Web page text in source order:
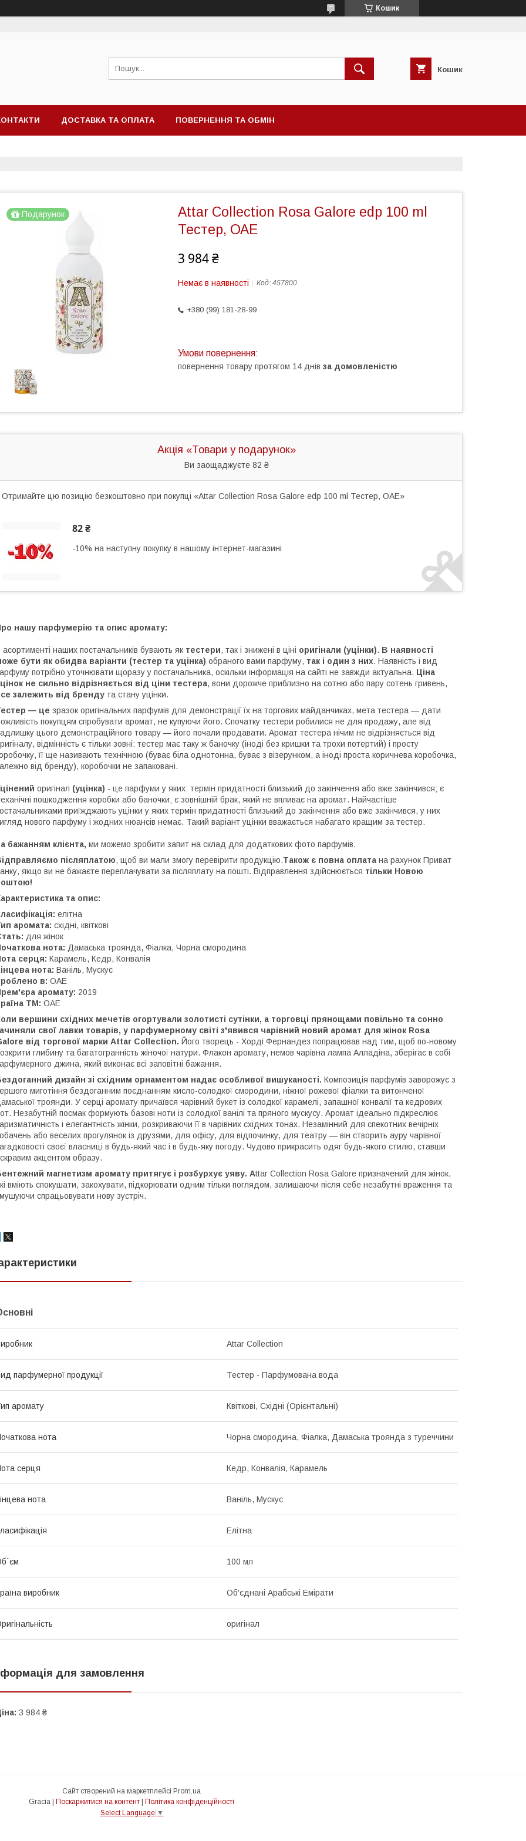
Кошик
Кошик
ДОСТАВКА ТА ОПЛАТА ПОВЕРНЕННЯ ТА ОБМІН
Подарунок
Attar Collection Rosa Galore edp 100 ml
Тестер, ОАЕ
3 984 ₴
Немає в наявності Код: 457800
+380 (99) 181-28-99
повернення товару протягом 14 днів за домовленістю
Акція «Товари у подарунок»
Ви заощаджуєте 82 ₴
Отримайте цю позицію безкоштовно при покупці «Attar Collection Rosa Galore edp 100 ml Тестер, ОАЕ»
82 ₴
-10% на наступну покупку в нашому інтернет-магазині
нашу парфумерію та опис аромату:
асортименті наших постачальників бувають як тестери, так і знижені в ціні оригінали (уцінки). В наявності
бути як обидва варіанти (тестер та уцінка) обраного вами парфуму, так і один з них. Наявність і вид
потрібно уточнювати щоразу у постачальника, оскільки інформація на сайті не завжди актуальна. Ціна
не сильно відрізняється від ціни тестера, вони дорожче приблизно на сотню або пару сотень гривень,
залежить від бренду та стану уцінки.
— це зразок оригінальних парфумів для демонстрації їх на торгових майданчиках, мета тестера — дати
покупцям спробувати аромат, не купуючи його. Спочатку тестери робилися не для продажу, але від
цього демонстраційного товару — його почали продавати. Аромат тестера нічим не відрізняється від
відмінність є тільки зовні: тестер має таку ж баночку (іноді без кришки та трохи потертий) і просту
її ще називають технічною (буває біла однотонна, буває з візерунком, а іноді проста коричнева коробочка,
від бренду), коробочки не запаковані.
оригінал (уцінка) - це парфуми у яких: термін придатності близький до закінчення або вже закінчився; є
пошкодження коробки або баночки; є зовнішній брак, який не впливає на аромат. Найчастіше
приїжджають уцінки у яких термін придатності близький до закінчення або вже закінчився, у них
нового парфуму і жодних нюансів немає. Такий варіант уцінки вважається набагато кращим за тестер.
бажанням клієнта, ми можемо зробити запит на склад для додаткових фото парфумів.
післяплатою, щоб ви мали змогу перевірити продукцію.Також є повна оплата на рахунок Приват
якщо ви не бажаєте переплачувати за післяплату на пошті. Відправлення здійснюється тільки Новою
та опис:
елітна
аромата: східні, квіткові
для жінок
нота: Дамаська троянда, Фіалка, Чорна смородина
серця: Карамель, Кедр, Конвалія
нота: Ваніль, Мускус
в: ОАЕ
аромату: 2019
ТМ: ОАЕ
вершини східних мечетів огортували золотисті сутінки, а торговці прянощами повільно та сонно
свої лавки товарів, у парфумерному світі з'явився чарівний новий аромат для жінок Rosa
від торгової марки Attar Collection. Його творець - Хорді Фернандез попрацював над тим, щоб по-новому
глибину та багатогранність жіночої натури. Флакон аромату, немов чарівна лампа Алладіна, зберігає в собі
джина, який виконає всі заповітні бажання.
дизайн зі східним орнаментом надає особливої вишуканості. Композиція парфумів заворожує з
миготіння бездоганним поєднанням кисло-солодкої смородини, ніжної рожевої фіалки та витонченої
троянди. У серці аромату причаївся чарівний букет із солодкої карамелі, запашної конвалії та кедрових
Незабутній посмак формують базові ноти із солодкої ванілі та пряного мускусу. Аромат ідеально підкреслює
і елегантність жінки, розкриваючи її в чарівних східних тонах. Незамінний для спекотних вечірніх
або веселих прогулянок із друзями, для офісу, для відпочинку, для театру — він створить ауру чарівної
своєї власниці в будь-який час і в будь-яку погоду. Чудово прикрасить одяг будь-якого стилю, ставши
акцентом образу.
магнетизм аромату притягує і розбурхує уяву. Attar Collection Rosa Galore призначений для жінок,
вміють спокушати, закохувати, підкорювати одним тільки поглядом, залишаючи після себе незабутні враження та
спрацьовувати нову зустріч.
Attar Collection
парфумерної продукції Тестер - Парфумована вода
аромату Квіткові, Східні (Орієнтальні)
нота Чорна смородина, Фіалка, Дамаська троянда з туреччини
серця Кедр, Конвалія, Карамель
нота Ваніль, Мускус
Елітна
100 мл
виробник Об'єднані Арабські Емірати
оригінал
для замовлення
3 984 ₴
Сайт створений на маркетплейсі Prom.ua
Поскаржитися на контент
Політика конфіденційності
Select Language ▼